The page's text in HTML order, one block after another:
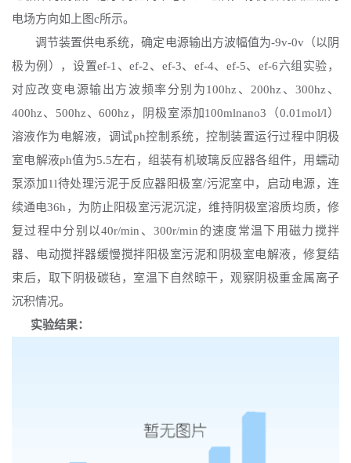
电场方向如上图c所示。
调节装置供电系统，确定电源输出方波幅值为-9v-0v（以阴
极为例），设置ef-1、ef-2、ef-3、ef-4、ef-5、ef-6六组实验，
对应改变电源输出方波频率分别为100hz、200hz、300hz、
400hz、500hz、600hz，阴极室添加100mlnano3（0.01mol/l）
溶液作为电解液，调试ph控制系统，控制装置运行过程中阴极
室电解液ph值为5.5左右，组装有机玻璃反应器各组件，用蠕动
泵添加1l待处理污泥于反应器阳极室/污泥室中，启动电源，连
续通电36h，为防止阳极室污泥沉淀，维持阴极室溶质均质，修
复过程中分别以40r/min、300r/min的速度常温下用磁力搅拌
器、电动搅拌器缓慢搅拌阳极室污泥和阴极室电解液，修复结
束后，取下阴极碳毡，室温下自然晾干，观察阴极重金属离子
沉积情况。
实验结果：